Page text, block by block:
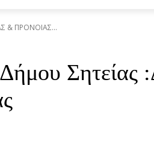
& ΠΡΟΝΟΙΑΣ...